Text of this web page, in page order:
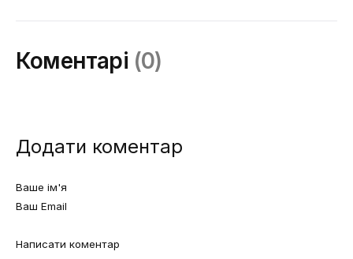
Коментарі (0)
Додати коментар